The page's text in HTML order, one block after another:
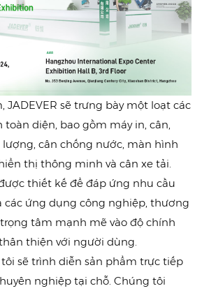
JADEVER sẽ trưng bày một loạt các
diện, bao gồm máy in, cân,
cân chống nước, màn hình
thị thông minh và cân xe tải.
thiết kế để đáp ứng nhu cầu
các ứng dụng công nghiệp, thương
tâm mạnh mẽ vào độ chính
thiện với người dùng.
sẽ trình diễn sản phẩm trực tiếp
nghiệp tại chỗ. Chúng tôi